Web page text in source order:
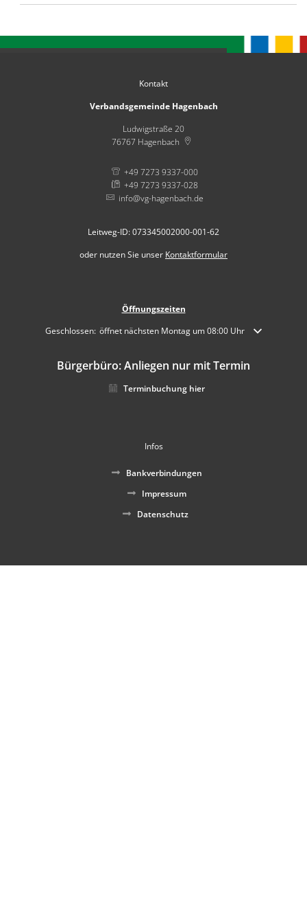
Kontakt
Verbandsgemeinde Hagenbach
Ludwigstraße 20
76767 Hagenbach
+49 7273 9337-000
+49 7273 9337-028
info@vg-hagenbach.de
Leitweg-ID: 073345002000-001-62
oder nutzen Sie unser Kontaktformular
Öffnungszeiten
Klicken, um weitere Öffnungs- oder Schließzeiten auszublenden
Geschlossen: öffnet nächsten Montag um 08:00 Uhr
Bürgerbüro: Anliegen nur mit Termin
Terminbuchung hier
Infos
Bankverbindungen
Impressum
Datenschutz